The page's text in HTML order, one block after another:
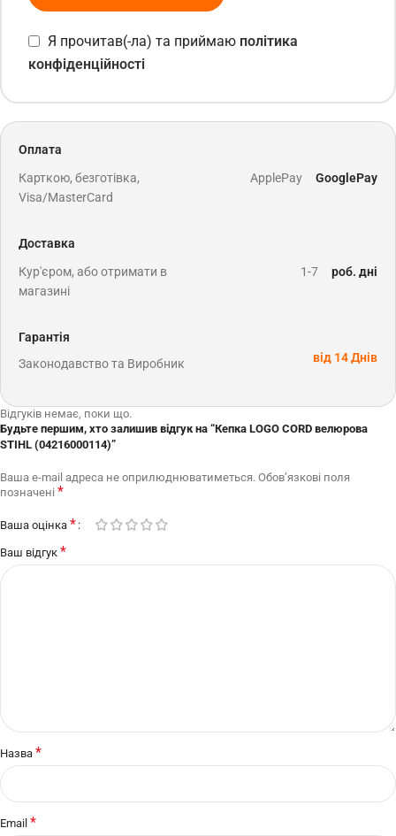
Я прочитав(-ла) та приймаю політика
конфіденційності
Оплата
Карткою, безготівка,
Visa/MasterCard
ApplePay GooglePay
Доставка
Кур'єром, або отримати в
магазині
1-7 роб. дні
Гарантія
Законодавство та Виробник
від 14 Днів
Відгуків немає, поки що.
Будьте першим, хто залишив відгук на “Кепка LOGO CORD велюрова
STIHL (04216000114)”
Ваша e-mail адреса не оприлюднюватиметься. Обов’язкові поля
позначені *
Ваша оцінка *
Ваш відгук *
Назва *
Email *